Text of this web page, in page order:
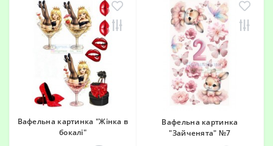
Вафельна картинка "Жінка в
бокалі"
Вафельна картинка
"Зайченята" №7